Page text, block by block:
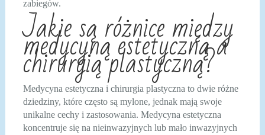
zabiegów.
Jakie są różnice między
medycyną estetyczną a
chirurgią plastyczną?
Medycyna estetyczna i chirurgia plastyczna to dwie różne
dziedziny, które często są mylone, jednak mają swoje
unikalne cechy i zastosowania. Medycyna estetyczna
koncentruje się na nieinwazyjnych lub mało inwazyjnych